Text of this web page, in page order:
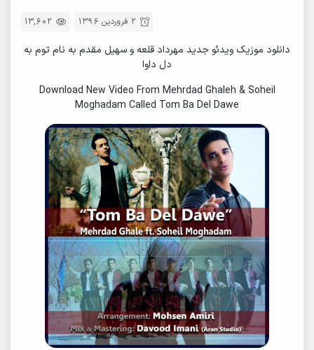
13,602 2 فروردین 1396
دانلود موزیک ویدئو جدید مهرداد قلعه و سهیل مقدم به نام توم به
دل داوا
Download New Video From Mehrdad Ghaleh & Soheil
Moghadam Called Tom Ba Del Dawe